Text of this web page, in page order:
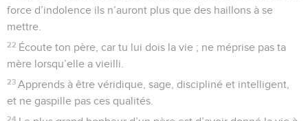
force d’indolence ils n’auront plus que des haillons à se
mettre.
22 Écoute ton père, car tu lui dois la vie ; ne méprise pas ta
mère lorsqu’elle a vieilli.
23 Apprends à être véridique, sage, discipliné et intelligent,
et ne gaspille pas ces qualités.
24